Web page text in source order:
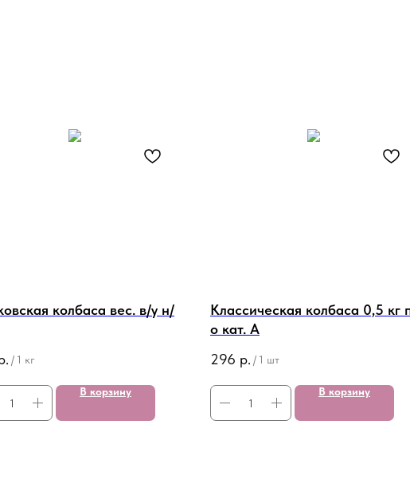
колбаса вес. в/у н/
/ 1 кг
В корзину
Классическая колбаса 0,5 кг
о кат. А
296 р. / 1 шт
В корзину